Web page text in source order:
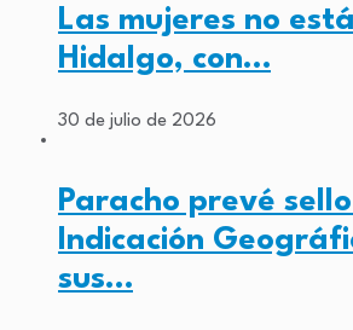
Las mujeres no
Hidalgo, con…
30 de julio de 2026
Paracho prevé
Indicación
sus…